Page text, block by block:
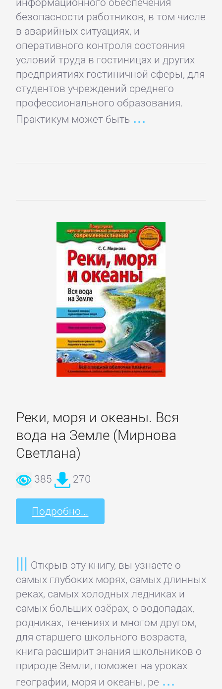
безопасности работников, в том числе
в аварийных ситуациях, и
оперативного контроля состояния
условий труда в гостиницах и других
предприятиях гостиничной сферы, для
студентов учреждений среднего
профессионального образования.
Практикум может быть
Реки, моря и океаны. Вся
вода на Земле (Мирнова
Светлана)
385 270
Подробно...
Открыв эту книгу, вы узнаете о
самых глубоких морях, самых длинных
реках, самых холодных ледниках и
самых больших озёрах, о водопадах,
родниках, течениях и многом другом,
для старшего школьного возраста,
книга расширит знания школьников о
природе Земли, поможет на уроках
географии, моря и океаны, ре
Интернет
Компьютерное
Железо
Компьютеры:
прочее
ОС
Программирование
Программы
ЛЮБОВНЫЕ
РОМАНЫ
Зарубежные
любовные
любовные
романы
Короткие
любовные
Любовно-
Остросюжетные
любовные
романы
Современные
любовные
романы